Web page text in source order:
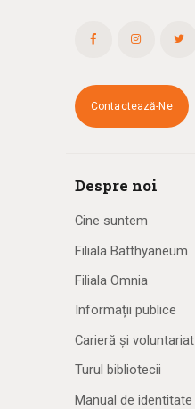
Contactează-Ne
Despre noi
Cine suntem
Filiala Batthyaneum
Filiala Omnia
Informații publice
Carieră și voluntariat
Turul bibliotecii
Manual de identitate